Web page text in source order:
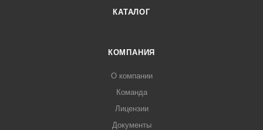
КАТАЛОГ
КОМПАНИЯ
О компании
Команда
Лицензии
Документы